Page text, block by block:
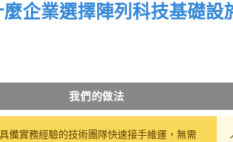
企業選擇陣列科技基礎設
我們的做法
備實務經驗的技術團隊快速接手維運，無需